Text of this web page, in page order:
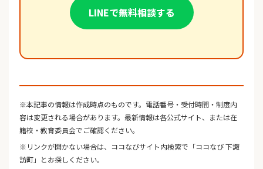
LINEで無料相談する
※本記事の情報は作成時点のものです。電話番号・受付時間・制度内
容は変更される場合があります。最新情報は各公式サイト、または在
籍校・教育委員会でご確認ください。
※リンクが開かない場合は、ココなびサイト内検索で「ココなび 下諏
訪町」とお探しください。